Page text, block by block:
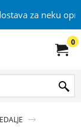
za neku
0